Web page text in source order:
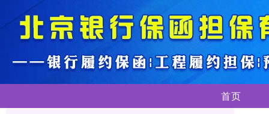
首页